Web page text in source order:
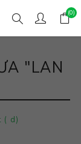
(0)
"LAN
( d)